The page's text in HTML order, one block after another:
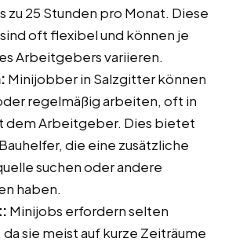
zu 25 Stunden pro Monat. Diese
oft flexibel und können je
Arbeitgebers variieren.
Minijobber in Salzgitter können
regelmäßig arbeiten, oft in
dem Arbeitgeber. Dies bietet
die eine zusätzliche
suchen oder andere
haben.
Minijobs erfordern selten
sie meist auf kurze Zeiträume